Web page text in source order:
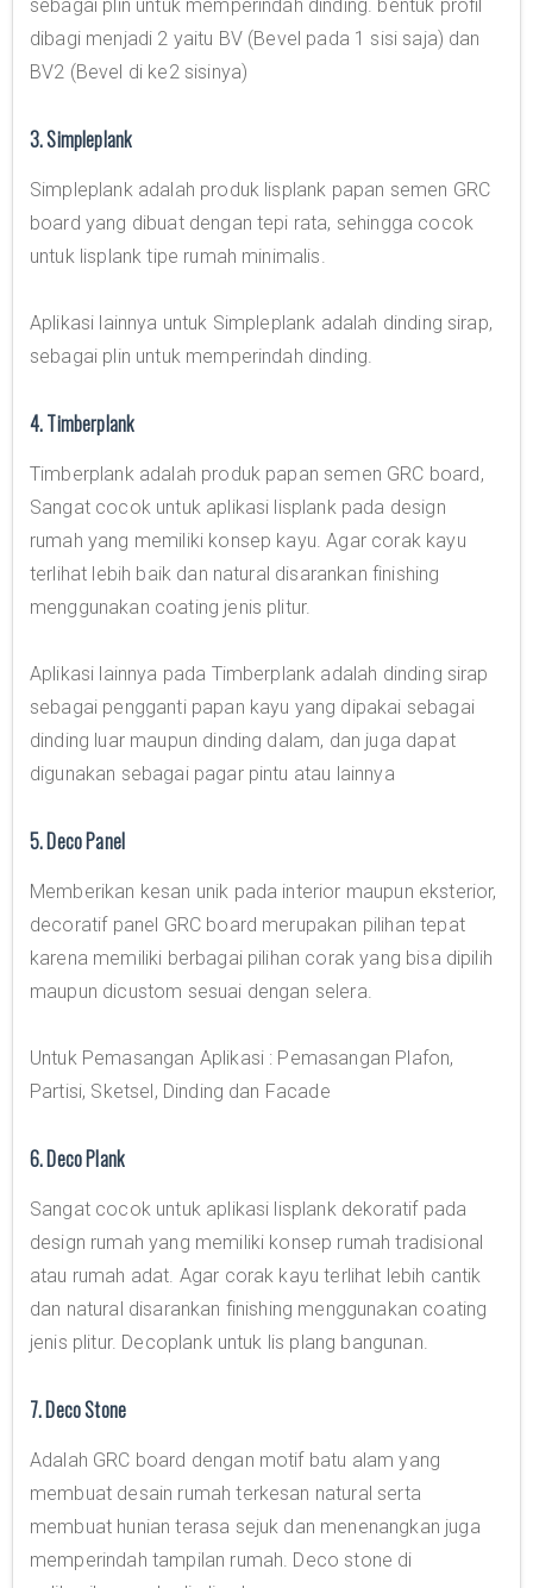
sebagai plin untuk memperindah dinding. bentuk profil
dibagi menjadi 2 yaitu BV (Bevel pada 1 sisi saja) dan
BV2 (Bevel di ke2 sisinya)
3. Simpleplank
Simpleplank adalah produk lisplank papan semen GRC
board yang dibuat dengan tepi rata, sehingga cocok
untuk lisplank tipe rumah minimalis.
Aplikasi lainnya untuk Simpleplank adalah dinding sirap,
sebagai plin untuk memperindah dinding.
4. Timberplank
Timberplank adalah produk papan semen GRC board,
Sangat cocok untuk aplikasi lisplank pada design
rumah yang memiliki konsep kayu. Agar corak kayu
terlihat lebih baik dan natural disarankan finishing
menggunakan coating jenis plitur.
Aplikasi lainnya pada Timberplank adalah dinding sirap
sebagai pengganti papan kayu yang dipakai sebagai
dinding luar maupun dinding dalam, dan juga dapat
digunakan sebagai pagar pintu atau lainnya
5. Deco Panel
Memberikan kesan unik pada interior maupun eksterior,
decoratif panel GRC board merupakan pilihan tepat
karena memiliki berbagai pilihan corak yang bisa dipilih
maupun dicustom sesuai dengan selera.
Untuk Pemasangan Aplikasi : Pemasangan Plafon,
Partisi, Sketsel, Dinding dan Facade
6. Deco Plank
Sangat cocok untuk aplikasi lisplank dekoratif pada
design rumah yang memiliki konsep rumah tradisional
atau rumah adat. Agar corak kayu terlihat lebih cantik
dan natural disarankan finishing menggunakan coating
jenis plitur. Decoplank untuk lis plang bangunan.
7. Deco Stone
Adalah GRC board dengan motif batu alam yang
membuat desain rumah terkesan natural serta
membuat hunian terasa sejuk dan menenangkan juga
memperindah tampilan rumah. Deco stone di